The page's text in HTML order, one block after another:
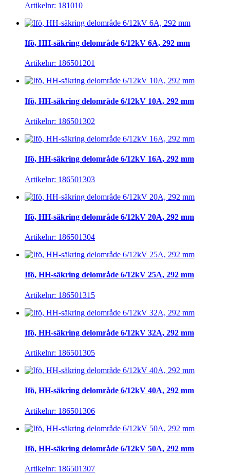
Artikelnr: 181010
Ifö, HH-säkring delområde 6/12kV 6A, 292 mm
Artikelnr: 186501201
Ifö, HH-säkring delområde 6/12kV 10A, 292 mm
Artikelnr: 186501302
Ifö, HH-säkring delområde 6/12kV 16A, 292 mm
Artikelnr: 186501303
Ifö, HH-säkring delområde 6/12kV 20A, 292 mm
Artikelnr: 186501304
Ifö, HH-säkring delområde 6/12kV 25A, 292 mm
Artikelnr: 186501315
Ifö, HH-säkring delområde 6/12kV 32A, 292 mm
Artikelnr: 186501305
Ifö, HH-säkring delområde 6/12kV 40A, 292 mm
Artikelnr: 186501306
Ifö, HH-säkring delområde 6/12kV 50A, 292 mm
Artikelnr: 186501307